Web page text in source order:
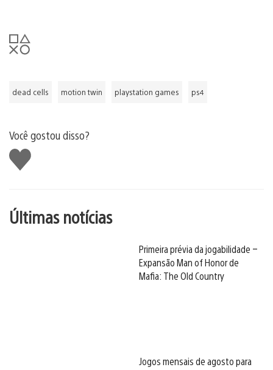
dead cells motion twin playstation games ps4
Você gostou disso?
Curtir
Últimas notícias
Primeira prévia da jogabilidade –
Expansão Man of Honor de
Mafia: The Old Country
Jogos mensais de agosto para